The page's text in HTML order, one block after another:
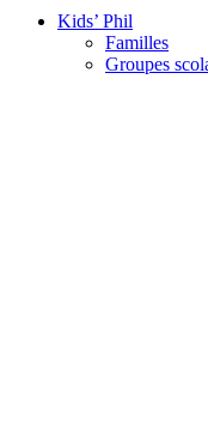
Kids’ Phil
Familles
Groupes